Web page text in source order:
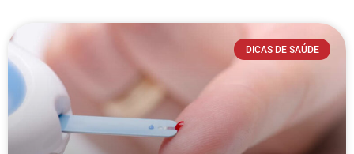
DICAS DE SAÚDE